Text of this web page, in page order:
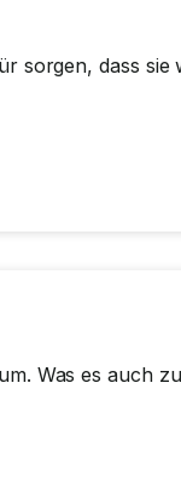
sorgen, dass sie
Was es auch